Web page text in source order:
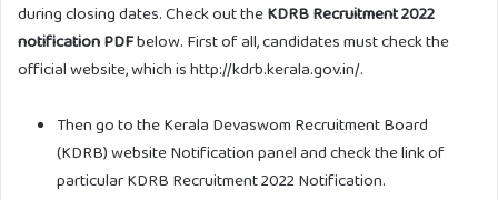
during closing dates. Check out theKDRB Recruitment 2022
notification PDFbelow. First of all, candidates must check the
official website, which is http://kdrb.kerala.gov.in/.
Then go to the Kerala Devaswom Recruitment Board
(KDRB) website Notification panel and check the link of
particular KDRB Recruitment 2022 Notification.